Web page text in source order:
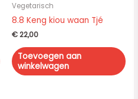
Vegetarisch
8.8 Keng kiou waan Tjé
€22,00
Toevoegen aan
winkelwagen